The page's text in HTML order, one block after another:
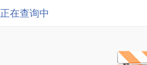
正在查询中